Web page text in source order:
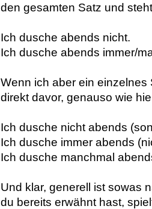
den gesamten Satz und
Ich dusche abends nicht.
Ich dusche abends immer/
Wenn ich aber ein
direkt davor, genauso wie
Ich dusche nicht abends
Ich dusche immer abends
Ich dusche manchmal
Und klar, generell ist sowas
du bereits erwähnt hast,